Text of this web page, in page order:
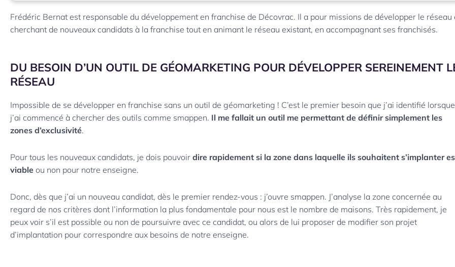
Frédéric Bernat est responsable du développement en franchise de Décovrac. Il a pour missions de développer le réseau
cherchant de nouveaux candidats à la franchise tout en animant le réseau existant, en accompagnant ses franchisés.
DU BESOIN D’UN OUTIL DE GÉOMARKETING POUR DÉVELOPPER SEREINEMENT
RÉSEAU
Impossible de se développer en franchise sans un outil de géomarketing ! C’est le premier besoin que j’ai identifié lorsque
j’ai commencé à chercher des outils comme smappen. Il me fallait un outil me permettant de définir simplement les
zones d’exclusivité.
Pour tous les nouveaux candidats, je dois pouvoir dire rapidement si la zone dans laquelle ils souhaitent s’implanter
viable ou non pour notre enseigne.
Donc, dès que j’ai un nouveau candidat, dès le premier rendez-vous : j’ouvre smappen. J’analyse la zone concernée au
regard de nos critères dont l’information la plus fondamentale pour nous est le nombre de maisons. Très rapidement, je
peux voir s’il est possible ou non de poursuivre avec ce candidat, ou alors de lui proposer de modifier son projet
d’implantation pour correspondre aux besoins de notre enseigne.